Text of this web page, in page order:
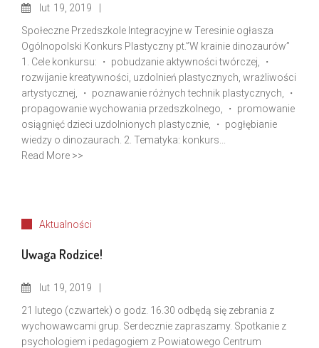
lut 19, 2019
Społeczne Przedszkole Integracyjne w Teresinie ogłasza
Ogólnopolski Konkurs Plastyczny pt.”W krainie dinozaurów”
1. Cele konkursu: ・ pobudzanie aktywności twórczej, ・
rozwijanie kreatywności, uzdolnień plastycznych, wrażliwości
artystycznej, ・ poznawanie różnych technik plastycznych, ・
propagowanie wychowania przedszkolnego, ・ promowanie
osiągnięć dzieci uzdolnionych plastycznie, ・ pogłębianie
wiedzy o dinozaurach. 2. Tematyka: konkurs...
Read More >>
Aktualności
Uwaga Rodzice!
lut 19, 2019
21 lutego (czwartek) o godz. 16.30 odbędą się zebrania z
wychowawcami grup. Serdecznie zapraszamy. Spotkanie z
psychologiem i pedagogiem z Powiatowego Centrum